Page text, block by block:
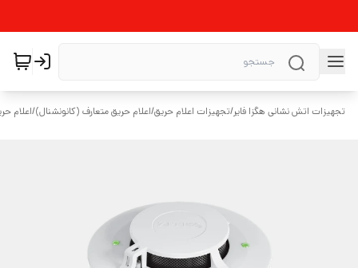
تجهیزات اتش نشانی هگزا فایر/تجهیزات اعلام حریق/اعلام حریق متعارف (کانونشنال)/اعلام